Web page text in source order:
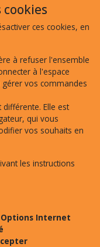
ces cookies, en
à refuser l'ensemble
à l'espace
vos commandes
Elle est
qui vous
vos souhaits en
les instructions
Options Internet